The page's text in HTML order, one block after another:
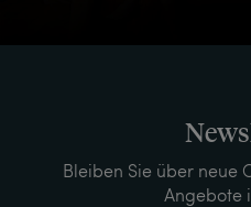
Bleiben Sie über neue
Angebote